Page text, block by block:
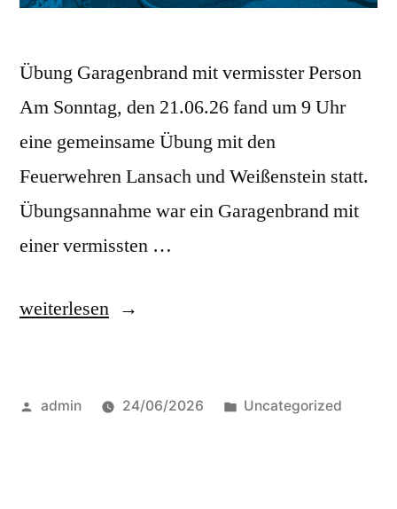
Übung Garagenbrand mit vermisster Person
Am Sonntag, den 21.06.26 fand um 9 Uhr
eine gemeinsame Übung mit den
Feuerwehren Lansach und Weißenstein statt.
Übungsannahme war ein Garagenbrand mit
einer vermissten …
weiterlesen
admin 24/06/2026 Uncategorized